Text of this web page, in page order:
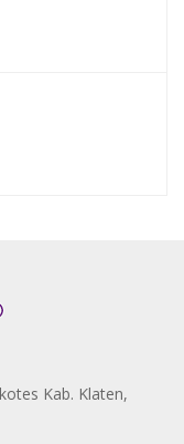
Kab. Klaten,